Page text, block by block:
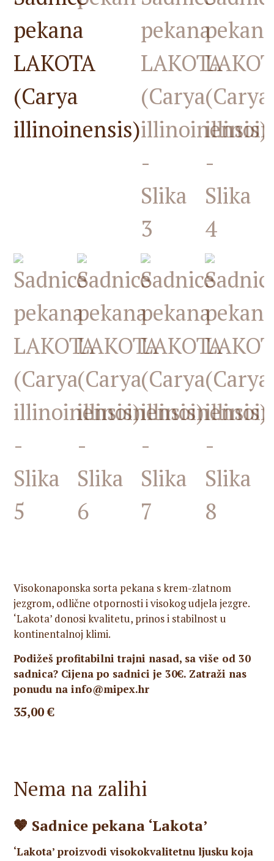
Visokonaponska sorta pekana s krem-zlatnom
jezgrom, odlične otpornosti i visokog udjela jezgre.
‘Lakota’ donosi kvalitetu, prinos i stabilnost u
kontinentalnoj klimi.
Podižeš profitabilni trajni nasad, sa više od 30
sadnica? Cijena po sadnici je 30€. Zatraži nas
ponudu na info@mipex.hr
35,00€
Nema na zalihi
🤎 Sadnice pekana ‘Lakota’
‘Lakota’ proizvodi visokokvalitetnu ljusku koja